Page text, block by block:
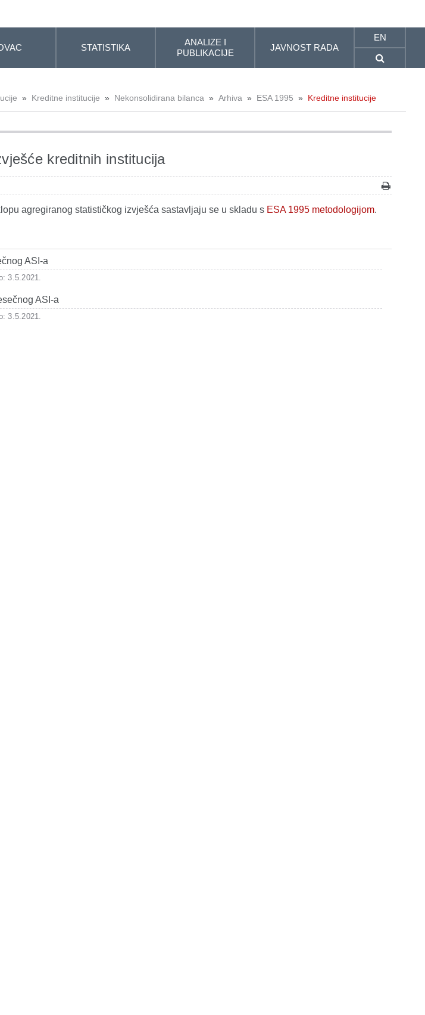
STATISTIKA
ANALIZE I
PUBLIKACIJE
JAVNOST RADA
EN
» Kreditne institucije » Nekonsolidirana bilanca » Arhiva » ESA 1995 » Kreditne institucije
kreditnih institucija
agregiranog statističkog izvješća sastavljaju se u skladu s ESA 1995 metodologijom.
ASI-a
3.5.2021.
ASI-a
3.5.2021.